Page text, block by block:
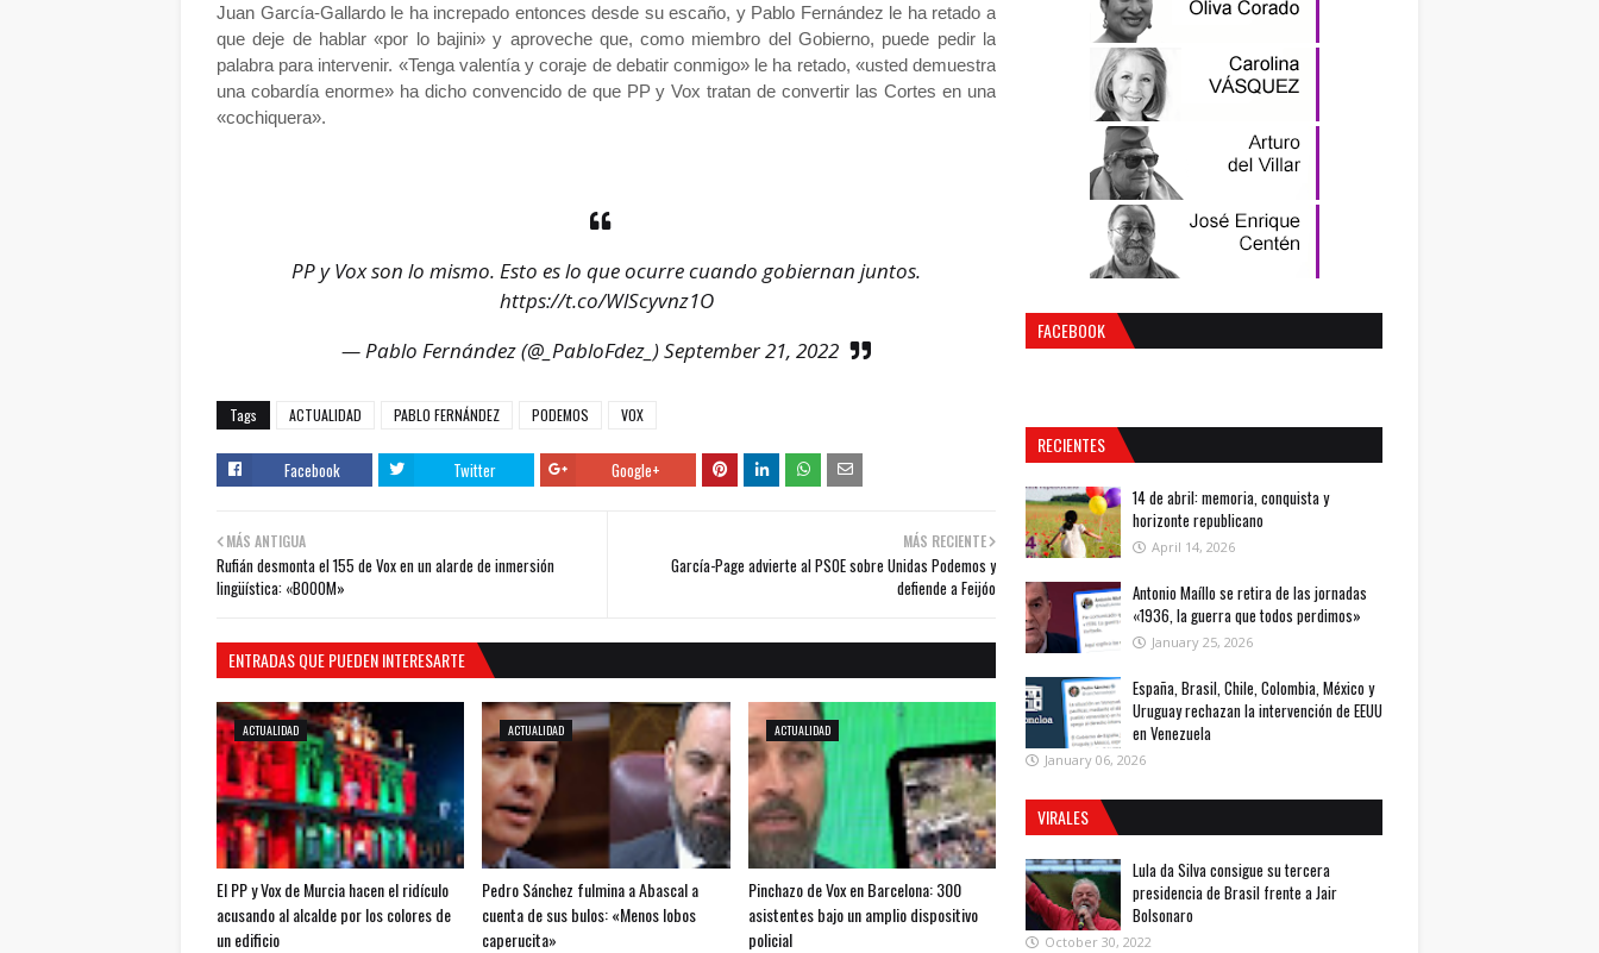
Juan García-Gallardo le ha increpado entonces desde su escaño, y Pablo Fernández le ha retado a
que deje de hablar «por lo bajini» y aproveche que, como miembro del Gobierno, puede pedir la
palabra para intervenir. «Tenga valentía y coraje de debatir conmigo» le ha retado, «usted demuestra
una cobardía enorme» ha dicho convencido de que PP y Vox tratan de convertir las Cortes en una
«cochiquera».
PP y Vox son lo mismo. Esto es lo que ocurre cuando gobiernan juntos.
https://t.co/WlScyvnz1O
— Pablo Fernández (@_PabloFdez_)September 21, 2022
Tags ACTUALIDAD PABLO FERNÁNDEZ PODEMOS VOX
Facebook Twitter Google+
MÁS RECIENTE
García-Page advierte al PSOE sobre Unidas Podemos y
defiende a Feijóo
MÁS ANTIGUA
Rufián desmonta el 155 de Vox en un alarde de inmersión
lingüística: «BOOOM»
ENTRADAS QUE PUEDEN INTERESARTE
ACTUALIDAD
El PP y Vox de Murcia hacen el ridículo
acusando al alcalde por los colores de
un edificio
ACTUALIDAD
Pedro Sánchez fulmina a Abascal a
cuenta de sus bulos: «Menos lobos
caperucita»
ACTUALIDAD
Pinchazo de Vox en Barcelona: 300
asistentes bajo un amplio dispositivo
policial
FACEBOOK
RECIENTES
14 de abril: memoria, conquista y
horizonte republicano
April 14, 2026
Antonio Maíllo se retira de las jornadas
«1936, la guerra que todos perdimos»
January 25, 2026
España, Brasil, Chile, Colombia, México y
Uruguay rechazan la intervención de EEUU
en Venezuela
January 06, 2026
VIRALES
Lula da Silva consigue su tercera
presidencia de Brasil frente a Jair
Bolsonaro
October 30, 2022